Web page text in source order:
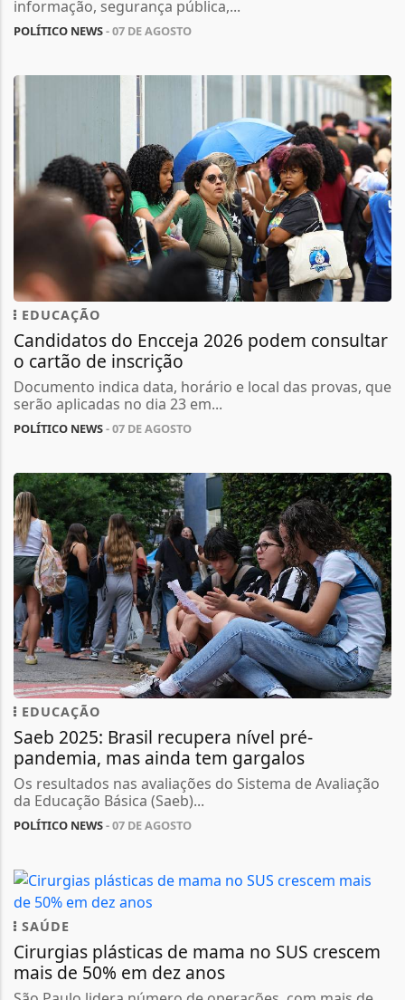
informação, segurança pública,...
POLÍTICO NEWS- 07 DE AGOSTO
EDUCAÇÃO
Candidatos do Encceja 2026 podem consultar
o cartão de inscrição
Documento indica data, horário e local das provas, que
serão aplicadas no dia 23 em...
POLÍTICO NEWS- 07 DE AGOSTO
EDUCAÇÃO
Saeb 2025: Brasil recupera nível pré-
pandemia, mas ainda tem gargalos
Os resultados nas avaliações do Sistema de Avaliação
da Educação Básica (Saeb)...
POLÍTICO NEWS- 07 DE AGOSTO
SAÚDE
Cirurgias plásticas de mama no SUS crescem
mais de 50% em dez anos